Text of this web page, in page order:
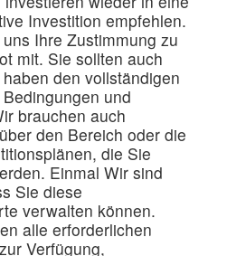
Investition empfehlen.
Ihre Zustimmung zu
mit. Sie sollten auch
den vollständigen
und
brauchen auch
den Bereich oder die
die Sie
Einmal Wir sind
Sie diese
verwalten können.
alle erforderlichen
Verfügung,